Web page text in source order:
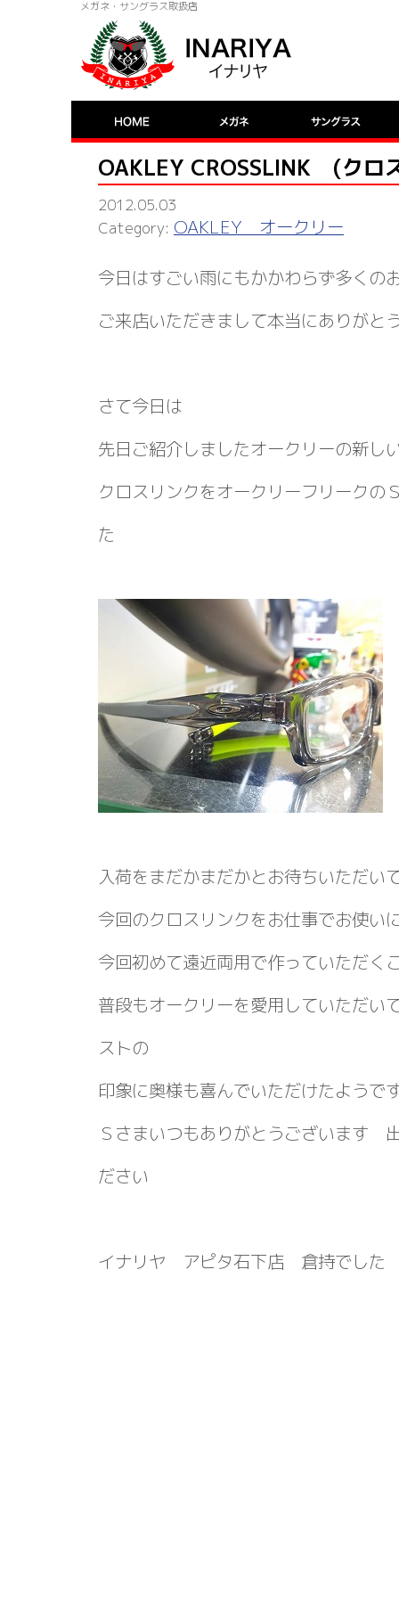
メガネ・サングラス取扱店
OAKLEY CROSSLINK (クロ
2012.05.03
OAKLEY オークリー
今日はすごい雨にもかかわらず多くの
ご来店いただきまして本当にありがと
さて今日は
先日ご紹介しましたオークリーの新し
クロスリンクをオークリーフリークの
た
入荷をまだかまだかとお待ちいただい
今回のクロスリンクをお仕事でお使い
今回初めて遠近両用で作っていただ
普段もオークリーを愛用していただい
ストの
印象に奥様も喜んでいただけたようで
Ｓさまいつもありがとうございます
ださい
イナリヤ アピタ石下店 倉持でした